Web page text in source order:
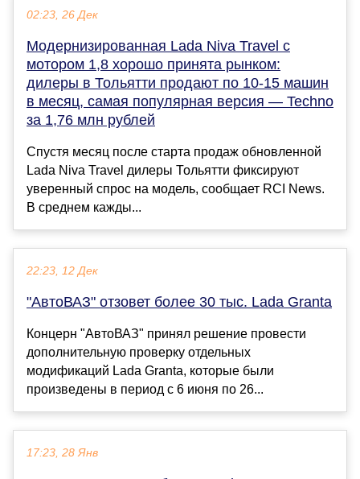
02:23, 26 Дек
Модернизированная Lada Niva Travel с
мотором 1,8 хорошо принята рынком:
дилеры в Тольятти продают по 10-15 машин
в месяц, самая популярная версия — Techno
за 1,76 млн рублей
Спустя месяц после старта продаж обновленной
Lada Niva Travel дилеры Тольятти фиксируют
уверенный спрос на модель, сообщает RCI News.
В среднем кажды...
22:23, 12 Дек
"АвтоВАЗ" отзовет более 30 тыс. Lada Granta
Концерн "АвтоВАЗ" принял решение провести
дополнительную проверку отдельных
модификаций Lada Granta, которые были
произведены в период с 6 июня по 26...
17:23, 28 Янв